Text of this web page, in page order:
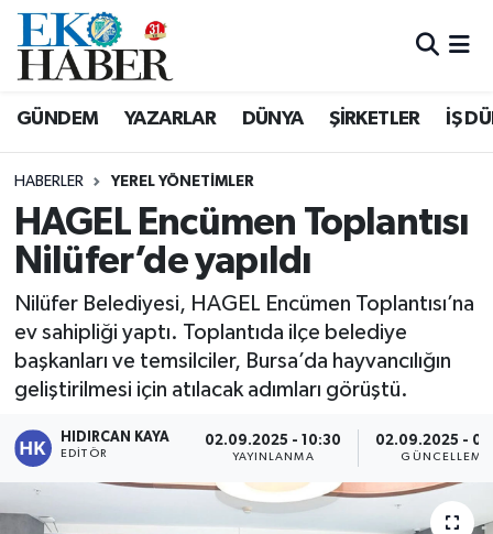
GÜNDEM YAZARLAR DÜNYA ŞİRKETLER İŞ
HABERLER YEREL YÖNETİMLER
HAGEL Encümen Toplantısı
Nilüfer’de yapıldı
Nilüfer Belediyesi, HAGEL Encümen Toplantısı’na
ev sahipliği yaptı. Toplantıda ilçe belediye
başkanları ve temsilciler, Bursa’da hayvancılığın
geliştirilmesi için atılacak adımları görüştü.
HIDIRCAN KAYA
EDITÖR
02.09.2025 - 10:30
YAYINLANMA
02.09.2025 -
GÜNCELLEME
Hava Durumu
Tüm Manşetler
Son Dakika Haberleri
Haber Arşivi